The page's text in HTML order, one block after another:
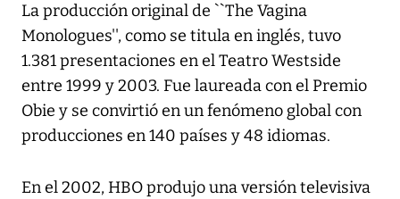
La producción original de ``The Vagina
Monologues'', como se titula en inglés, tuvo
1.381 presentaciones en el Teatro Westside
entre 1999 y 2003. Fue laureada con el Premio
Obie y se convirtió en un fenómeno global con
producciones en 140 países y 48 idiomas.
En el 2002, HBO produjo una versión televisiva